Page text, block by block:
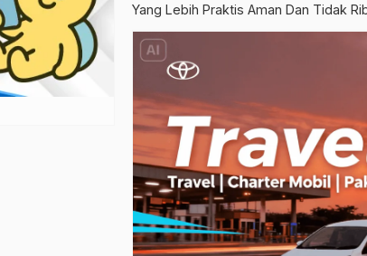
Yang Lebih Praktis Aman Dan Tidak